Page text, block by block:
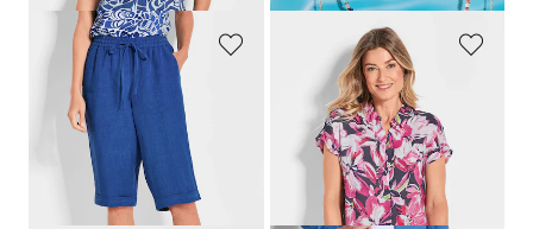
GOLDNER
Bermuda CARLA en pur lin
69,95 €99,95 €
Meilleur prix sur 30 jours** : 89,95 €
GOLDNER
Chemisier imprimé avec motif floral
59,95 €69,95 €